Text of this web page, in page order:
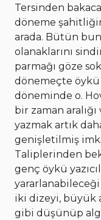
Tersinden
döneme
arada. Bütün
olanaklarını
parmağı göze
dönemeçte öykü
döneminde o.
bir zaman
yazmak artık
genişletilmiş
Taliplerinden
genç öykü
iki dizeyi, büyük
gibi düşünüp